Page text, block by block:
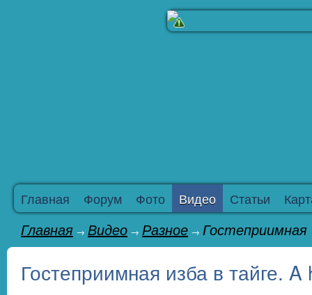
Главная Форум Фото Видео Статьи
Главная → Видео → Разное → Гостеприимная
Гостеприимная изба в тайге.